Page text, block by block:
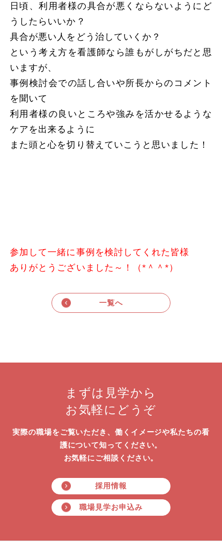
日頃、利用者様の具合が悪くならないようにど
うしたらいいか？
具合が悪い人をどう治していくか？
という考え方を看護師なら誰もがしがちだと思
いますが、
事例検討会での話し合いや所長からのコメント
を聞いて
利用者様の良いところや強みを活かせるような
ケアを出来るように
また頭と心を切り替えていこうと思いました！
参加して一緒に事例を検討してくれた皆様
ありがとうございました～！（*＾＾*）
一覧へ
まずは見学から
お気軽にどうぞ
実際の職場をご覧いただき、働くイメージや私たちの看
護について知ってください。
お気軽にご相談ください。
採用情報
職場見学お申込み